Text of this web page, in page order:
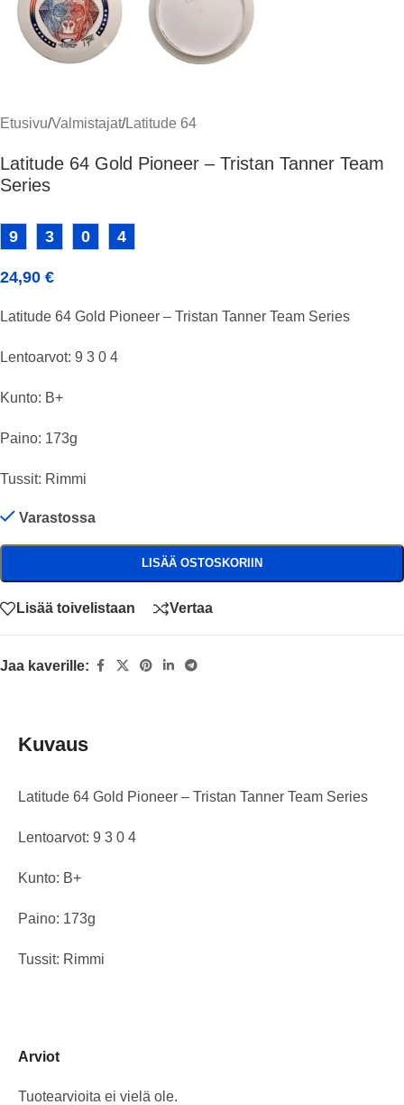
Etusivu/Valmistajat/Latitude 64
Latitude 64 Gold Pioneer – Tristan Tanner Team
Series
9 3 0 4
24,90 €
Latitude 64 Gold Pioneer – Tristan Tanner Team Series
Lentoarvot: 9 3 0 4
Kunto: B+
Paino: 173g
Tussit: Rimmi
Varastossa
LISÄÄ OSTOSKORIIN
Lisää toivelistaan Vertaa
Jaa kaverille:
Kuvaus
Latitude 64 Gold Pioneer – Tristan Tanner Team Series
Lentoarvot: 9 3 0 4
Kunto: B+
Paino: 173g
Tussit: Rimmi
Arviot
Tuotearvioita ei vielä ole.